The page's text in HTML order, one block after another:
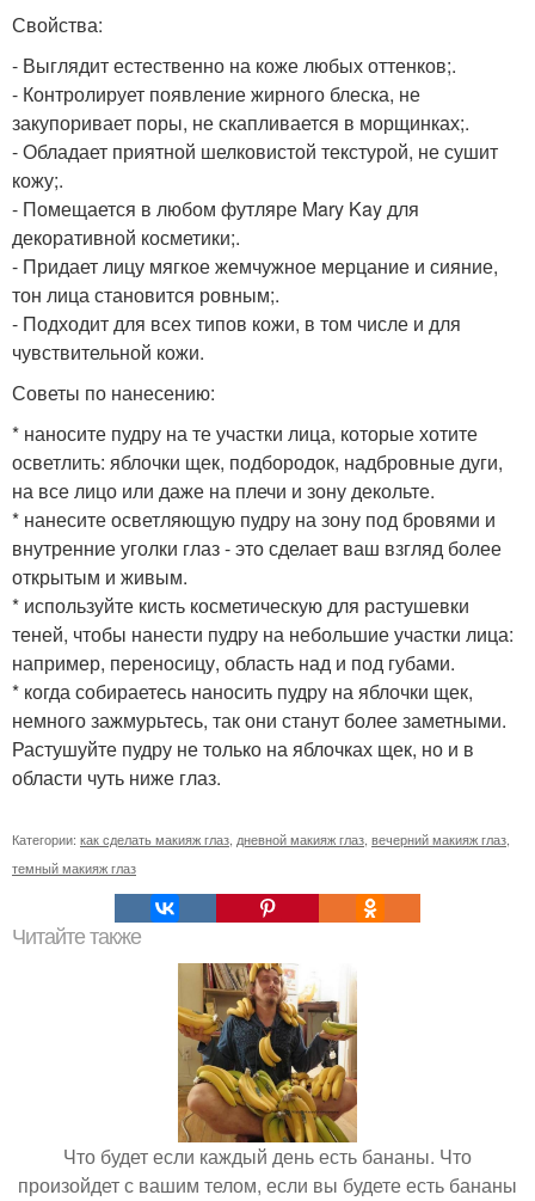
Свойства:
- Выглядит естественно на коже любых оттенков;.
- Контролирует появление жирного блеска, не
закупоривает поры, не скапливается в морщинках;.
- Обладает приятной шелковистой текстурой, не сушит
кожу;.
- Помещается в любом футляре Mary Kay для
декоративной косметики;.
- Придает лицу мягкое жемчужное мерцание и сияние,
тон лица становится ровным;.
- Подходит для всех типов кожи, в том числе и для
чувствительной кожи.
Советы по нанесению:
* наносите пудру на те участки лица, которые хотите
осветлить: яблочки щек, подбородок, надбровные дуги,
на все лицо или даже на плечи и зону декольте.
* нанесите осветляющую пудру на зону под бровями и
внутренние уголки глаз - это сделает ваш взгляд более
открытым и живым.
* используйте кисть косметическую для растушевки
теней, чтобы нанести пудру на небольшие участки лица:
например, переносицу, область над и под губами.
* когда собираетесь наносить пудру на яблочки щек,
немного зажмурьтесь, так они станут более заметными.
Растушуйте пудру не только на яблочках щек, но и в
области чуть ниже глаз.
Категории: как сделать макияж глаз дневной макияж глаз вечерний макияж глаз
темный макияж глаз
Читайте также
Что будет если каждый день есть бананы. Что
произойдет с вашим телом, если вы будете есть бананы